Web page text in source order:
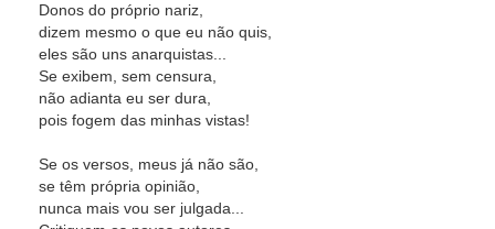
Donos do próprio nariz,
dizem mesmo o que eu não quis,
eles são uns anarquistas...
Se exibem, sem censura,
não adianta eu ser dura,
pois fogem das minhas vistas!
Se os versos, meus já não são,
se têm própria opinião,
nunca mais vou ser julgada...